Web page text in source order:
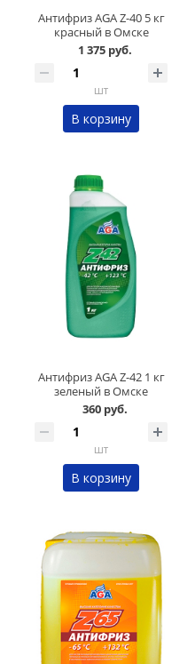
Антифриз AGA Z-40 5 кг
красный в Омске
1 375 руб.
шт
В корзину
Антифриз AGA Z-42 1 кг
зеленый в Омске
360 руб.
шт
В корзину